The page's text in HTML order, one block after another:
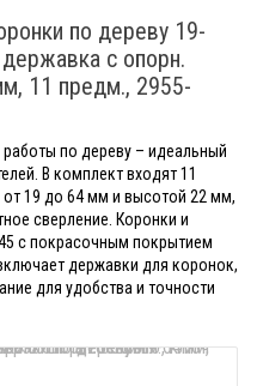
по дереву 19-
с опорн.
11 предм., 2955-
по дереву – идеальный
В комплект входят 11
19 до 64 мм и высотой 22 мм,
сверление. Коронки и
с покрасочным покрытием
державки для коронок,
для удобства и точности